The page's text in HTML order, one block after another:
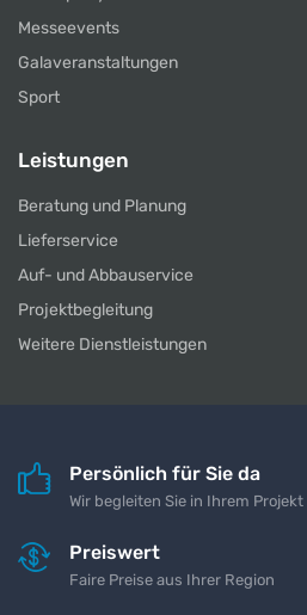
Messeevents
Galaveranstaltungen
Sport
Leistungen
Beratung und Planung
Lieferservice
Auf- und Abbauservice
Projektbegleitung
Weitere Dienstleistungen
Persönlich für Sie da
Wir begleiten Sie in Ihrem Projekt
Preiswert
Faire Preise aus Ihrer Region